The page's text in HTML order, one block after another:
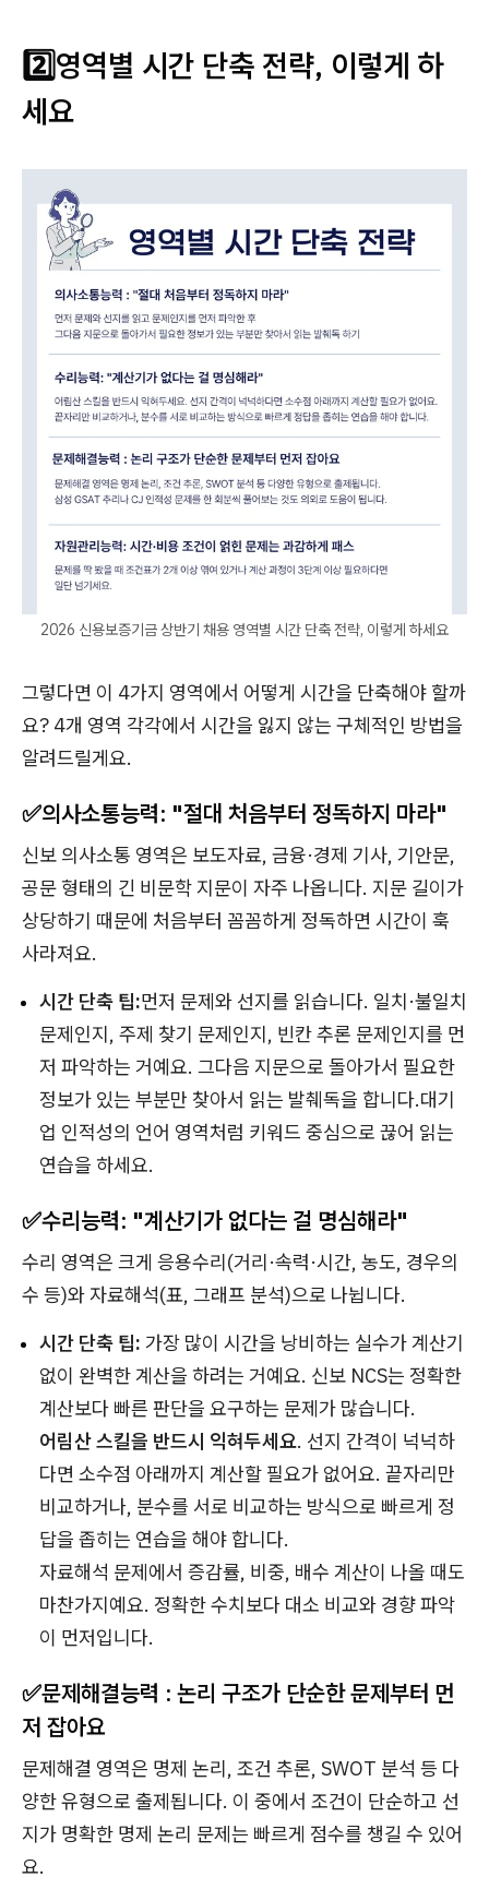
2️⃣영역별 시간 단축 전략, 이렇게 하
세요
2026 신용보증기금 상반기 채용 영역별 시간 단축 전략, 이렇게 하세요
그렇다면 이 4가지 영역에서 어떻게 시간을 단축해야 할까
요? 4개 영역 각각에서 시간을 잃지 않는 구체적인 방법을
알려드릴게요.
✅의사소통능력: "절대 처음부터 정독하지 마라"
신보 의사소통 영역은 보도자료, 금융·경제 기사, 기안문,
공문 형태의 긴 비문학 지문이 자주 나옵니다. 지문 길이가
상당하기 때문에 처음부터 꼼꼼하게 정독하면 시간이 훅
사라져요.
시간 단축 팁:먼저 문제와 선지를 읽습니다. 일치·불일치
문제인지, 주제 찾기 문제인지, 빈칸 추론 문제인지를 먼
저 파악하는 거예요. 그다음 지문으로 돌아가서 필요한
정보가 있는 부분만 찾아서 읽는 발췌독을 합니다.대기
업 인적성의 언어 영역처럼 키워드 중심으로 끊어 읽는
연습을 하세요.
✅수리능력: "계산기가 없다는 걸 명심해라"
수리 영역은 크게 응용수리(거리·속력·시간, 농도, 경우의
수 등)와 자료해석(표, 그래프 분석)으로 나뉩니다.
시간 단축 팁: 가장 많이 시간을 낭비하는 실수가 계산기
없이 완벽한 계산을 하려는 거예요. 신보 NCS는 정확한
계산보다 빠른 판단을 요구하는 문제가 많습니다.
어림산 스킬을 반드시 익혀두세요. 선지 간격이 넉넉하
다면 소수점 아래까지 계산할 필요가 없어요. 끝자리만
비교하거나, 분수를 서로 비교하는 방식으로 빠르게 정
답을 좁히는 연습을 해야 합니다.
자료해석 문제에서 증감률, 비중, 배수 계산이 나올 때도
마찬가지예요. 정확한 수치보다 대소 비교와 경향 파악
이 먼저입니다.
✅문제해결능력 : 논리 구조가 단순한 문제부터 먼
저 잡아요
문제해결 영역은 명제 논리, 조건 추론, SWOT 분석 등 다
양한 유형으로 출제됩니다. 이 중에서 조건이 단순하고 선
지가 명확한 명제 논리 문제는 빠르게 점수를 챙길 수 있어
요.